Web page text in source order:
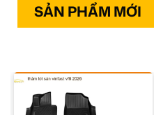
SẢN PHẨM MỚI